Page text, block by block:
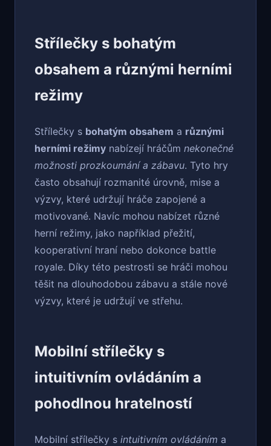
Střílečky s bohatým
obsahem a různými herními
režimy
Střílečky s bohatým obsahem a různými
herními režimy nabízejí hráčům nekonečné
možnosti prozkoumání a zábavu. Tyto hry
často obsahují rozmanité úrovně, mise a
výzvy, které udržují hráče zapojené a
motivované. Navíc mohou nabízet různé
herní režimy, jako například přežití,
kooperativní hraní nebo dokonce battle
royale. Díky této pestrosti se hráči mohou
těšit na dlouhodobou zábavu a stále nové
výzvy, které je udržují ve střehu.
Mobilní střílečky s
intuitivním ovládáním a
pohodlnou hratelností
Mobilní střílečky s intuitivním ovládáním a